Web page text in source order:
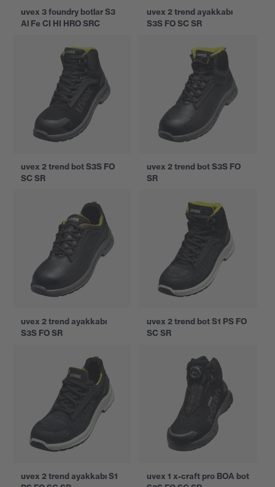
uvex 3 foundry botlar S3
Al Fe CI HI HRO SRC
uvex 2 trend ayakkabı
S3S FO SC SR
uvex 2 trend bot S3S FO
SC SR
uvex 2 trend bot S3S FO
SR
uvex 2 trend ayakkabı
S3S FO SR
uvex 2 trend bot S1 PS FO
SC SR
uvex 2 trend ayakkabı S1
uvex 1 x-craft pro BOA bot